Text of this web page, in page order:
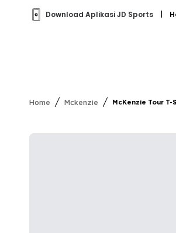
Download Aplikasi JD Sports
Home / Mckenzie / McKenzie Tour T-